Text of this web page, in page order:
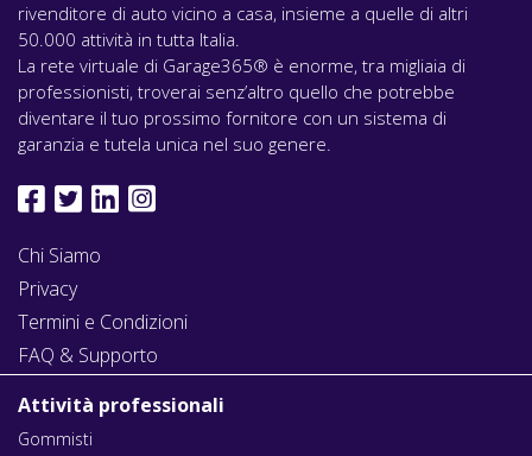
rivenditore di auto vicino a casa, insieme a quelle di altri
50.000 attività in tutta Italia.
La rete virtuale di Garage365® è enorme, tra migliaia di
professionisti, troverai senz’altro quello che potrebbe
diventare il tuo prossimo fornitore con un sistema di
garanzia e tutela unica nel suo genere.
Chi Siamo
Privacy
Termini e Condizioni
FAQ & Supporto
Attività professionali
Gommisti